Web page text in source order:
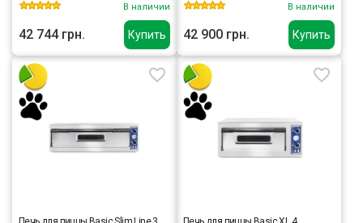
Купить
В наличии
42 744 грн. Купить
В наличии
42 900 грн.